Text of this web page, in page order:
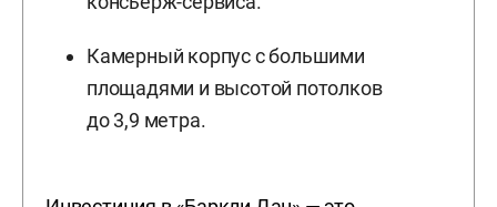
Камерный корпус с большими
площадями и высотой потолков
до 3,9 метра.